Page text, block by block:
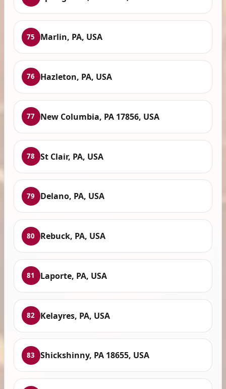
75 Marlin, PA, USA
76 Hazleton, PA, USA
77 New Columbia, PA 17856, USA
78 St Clair, PA, USA
79 Delano, PA, USA
80 Rebuck, PA, USA
81 Laporte, PA, USA
82 Kelayres, PA, USA
83 Shickshinny, PA 18655, USA